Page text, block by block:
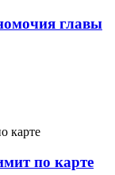
главы
по карте